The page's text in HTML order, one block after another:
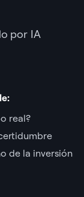
por IA
real?
de la inversión